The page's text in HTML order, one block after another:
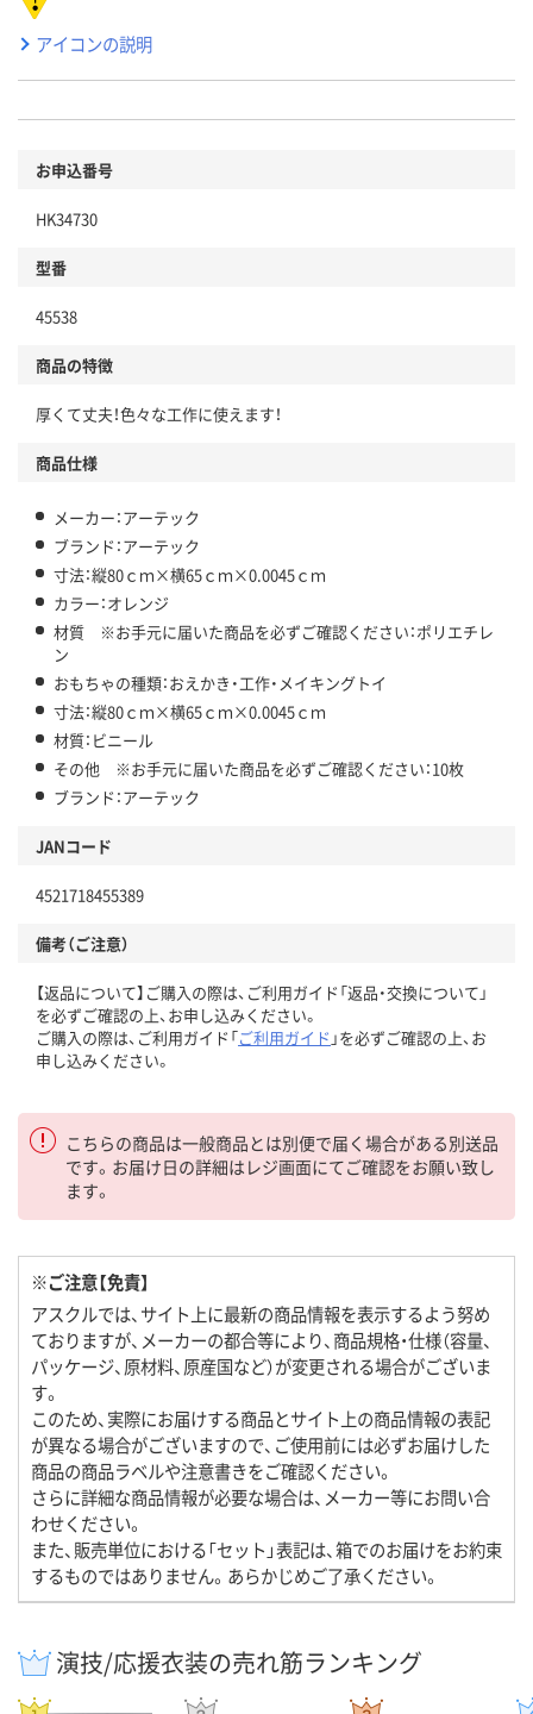
アイコンの説明
お申込番号
HK34730
型番
45538
商品の特徴
厚くて丈夫！色々な工作に使えます！
商品仕様
メーカー：アーテック
ブランド：アーテック
寸法：縦80ｃｍ×横65ｃｍ×0.0045ｃｍ
カラー：オレンジ
材質 ※お手元に届いた商品を必ずご確認ください：ポリエチレ
ン
おもちゃの種類：おえかき・工作・メイキングトイ
寸法：縦80ｃｍ×横65ｃｍ×0.0045ｃｍ
材質：ビニール
その他 ※お手元に届いた商品を必ずご確認ください：10枚
ブランド：アーテック
JANコード
4521718455389
備考（ご注意）
【返品について】ご購入の際は、ご利用ガイド「返品・交換について」
を必ずご確認の上、お申し込みください。
ご購入の際は、ご利用ガイド「ご利用ガイド 」を必ずご確認の上、お
申し込みください。
こちらの商品は一般商品とは別便で届く場合がある別送品
です。お届け日の詳細はレジ画面にてご確認をお願い致し
ます。
※ご注意【免責】
アスクルでは、サイト上に最新の商品情報を表示するよう努め
ておりますが、メーカーの都合等により、商品規格・仕様（容量、
パッケージ、原材料、原産国など）が変更される場合がございま
す。
このため、実際にお届けする商品とサイト上の商品情報の表記
が異なる場合がございますので、ご使用前には必ずお届けした
商品の商品ラベルや注意書きをご確認ください。
さらに詳細な商品情報が必要な場合は、メーカー等にお問い合
わせください。
また、販売単位における「セット」表記は、箱でのお届けをお約束
するものではありません。あらかじめご了承ください。
演技/応援衣装の売れ筋ランキング